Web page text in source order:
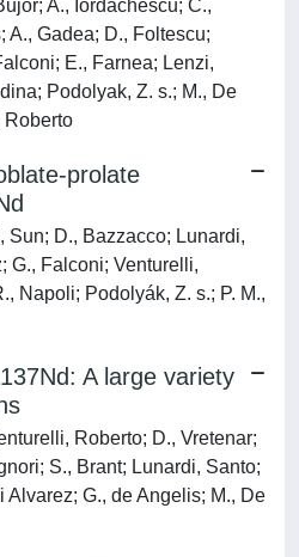
A., Iordăchescu; C.,
A., Gadea; D., Foltescu;
E., Farnea; Lenzi,
Podolyak, Z. s.; M., De
Roberto
prolate
Sun; D., Bazzacco; Lunardi,
G., Falconi; Venturelli,
Napoli; Podolyák, Z. s.; P. M.,
A large variety
Roberto; D., Vretenar;
S., Brant; Lunardi, Santo;
Alvarez; G., de Angelis; M., De